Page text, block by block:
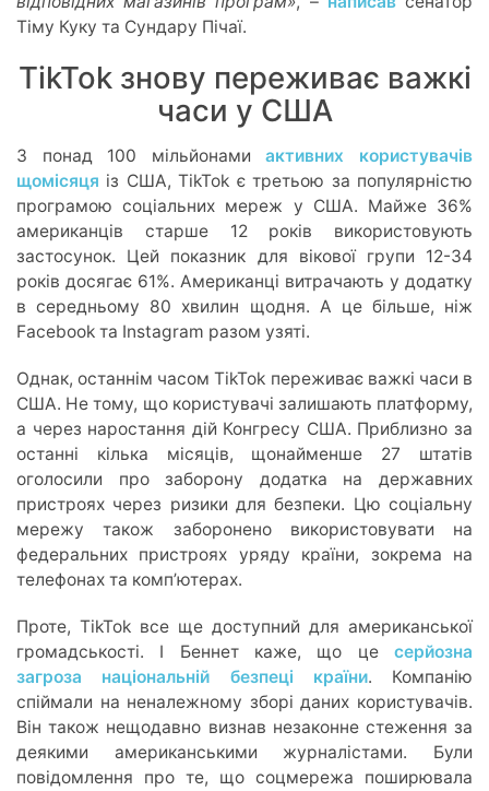
Тіму Куку та Сундару Пічаї.
TikTok знову переживає важкі
часи у США
З понад 100 мільйонамиактивних користувачів
щомісяця із США, TikTok є третьою за популярністю
програмою соціальних мереж у США. Майже 36%
американців старше 12 років використовують
застосунок. Цей показник для вікової групи 12-34
років досягає 61%. Американці витрачають у додатку
в середньому 80 хвилин щодня. А це більше, ніж
Facebook та Instagram разом узяті.
Однак, останнім часом TikTok переживає важкі часи в
США. Не тому, що користувачі залишають платформу,
а через наростання дій Конгресу США. Приблизно за
останні кілька місяців, щонайменше 27 штатів
оголосили про заборону додатка на державних
пристроях через ризики для безпеки. Цю соціальну
мережу також заборонено використовувати на
федеральних пристроях уряду країни, зокрема на
телефонах та компʼютерах.
Проте, TikTok все ще доступний для американської
громадськості. І Беннет каже, що це серйозна
загроза національній безпеці країни. Компанію
спіймали на неналежному зборі даних користувачів.
Він також нещодавно визнав незаконне стеження за
деякими американськими журналістами. Були
повідомлення про те, що соцмережа поширювала